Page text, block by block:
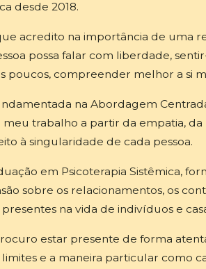
desde 2018.
acredito na importância de uma
possa falar com liberdade,
poucos, compreender melhor a si
na Abordagem
trabalho a partir da empatia, da
à singularidade de cada pessoa.
em Psicoterapia Sistêmica,
sobre os relacionamentos, os
na vida de indivíduos e
estar presente de forma
e a maneira particular como